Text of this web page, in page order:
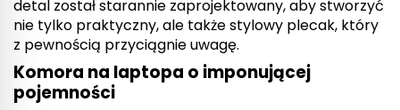
detal został starannie zaprojektowany, aby stworzyć
nie tylko praktyczny, ale także stylowy plecak, który
z pewnością przyciągnie uwagę.
Komora na laptopa o imponującej
pojemności